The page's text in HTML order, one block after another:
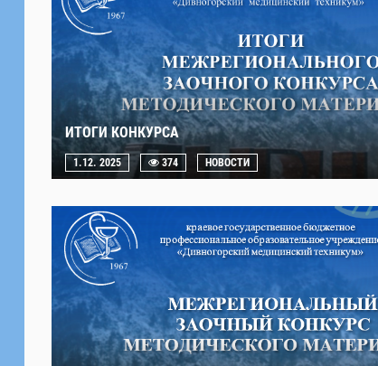
ИТОГИ КОНКУРСА
1.12. 2025 374 НОВОСТИ